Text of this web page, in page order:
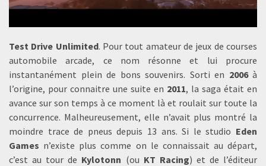
Test Drive Unlimited. Pour tout amateur de jeux de courses
automobile arcade, ce nom résonne et lui procure
instantanément plein de bons souvenirs. Sorti en 2006à
l’origine, pour connaitre une suite en 2011, la saga était en
avance sur son temps à ce moment là et roulait sur toute la
concurrence. Malheureusement, elle n’avait plus montré la
moindre trace de pneus depuis 13 ans. Si le studio Eden
Games n’existe plus comme on le connaissait au départ,
c’est au tour de Kylotonn (ou KT Racing) et de l’éditeur